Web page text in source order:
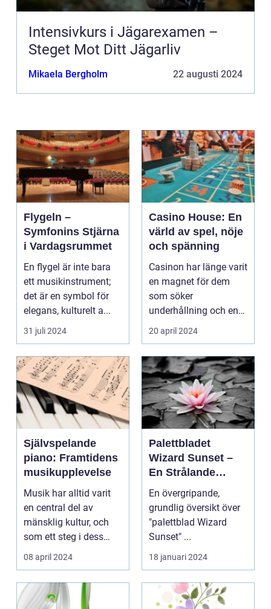
Intensivkurs i Jägarexamen –
Steget Mot Ditt Jägarliv
Mikaela Bergholm 22 augusti 2024
Flygeln –
Symfonins Stjärna
i Vardagsrummet
En flygel är inte bara
ett musikinstrument;
det är en symbol för
elegans, kulturelt a...
31 juli 2024
Casino House: En
värld av spel, nöje
och spänning
Casinon har länge varit
en magnet för dem
som söker
underhållning och en
chans ...
20 april 2024
Självspelande
piano: Framtidens
musikupplevelse
Musik har alltid varit
en central del av
mänsklig kultur, och
som ett steg i dess
kontinuerliga...
08 april 2024
Palettbladet
Wizard Sunset –
En Strålande
Fördelning av
Färger
En övergripande,
grundlig översikt över
"palettblad Wizard
Sunset" ...
18 januari 2024